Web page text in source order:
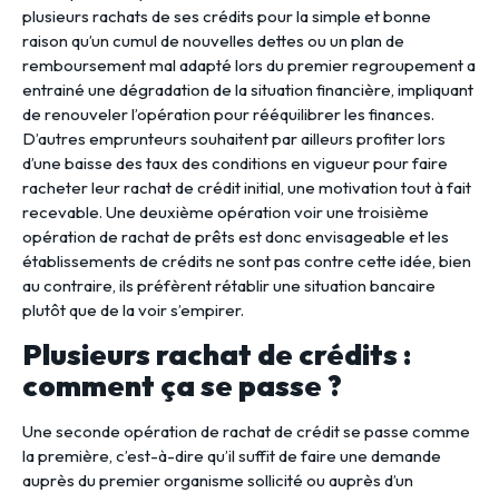
plusieurs rachats de ses crédits pour la simple et bonne
raison qu’un cumul de nouvelles dettes ou un plan de
remboursement mal adapté lors du premier regroupement a
entrainé une dégradation de la situation financière, impliquant
de renouveler l’opération pour rééquilibrer les finances.
D’autres emprunteurs souhaitent par ailleurs profiter lors
d’une baisse des taux des conditions en vigueur pour faire
racheter leur rachat de crédit initial, une motivation tout à fait
recevable. Une deuxième opération voir une troisième
opération de rachat de prêts est donc envisageable et les
établissements de crédits ne sont pas contre cette idée, bien
au contraire, ils préfèrent rétablir une situation bancaire
plutôt que de la voir s’empirer.
Plusieurs rachat de crédits :
comment ça se passe ?
Une seconde opération de rachat de crédit se passe comme
la première, c’est-à-dire qu’il suffit de faire une demande
auprès du premier organisme sollicité ou auprès d’un